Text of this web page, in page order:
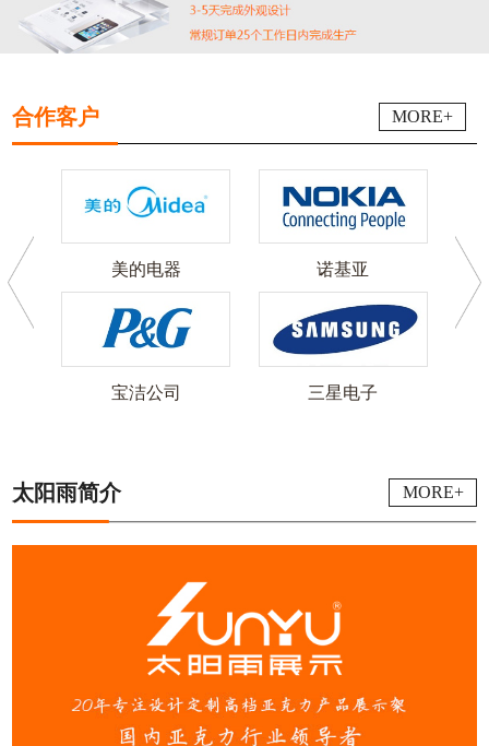
合作客户 MORE+
美的电器 诺基亚
宝洁公司 三星电子
可
MORE+
太阳雨简介